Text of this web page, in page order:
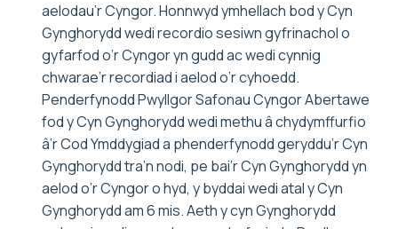
aelodau’r Cyngor. Honnwyd ymhellach bod y Cyn
Gynghorydd wedi recordio sesiwn gyfrinachol o
gyfarfod o’r Cyngor yn gudd ac wedi cynnig
chwarae’r recordiad i aelod o’r cyhoedd.
Penderfynodd Pwyllgor Safonau Cyngor Abertawe
fod y Cyn Gynghorydd wedi methu â chydymffurfio
â’r Cod Ymddygiad a phenderfynodd geryddu’r Cyn
Gynghorydd tra’n nodi, pe bai’r Cyn Gynghorydd yn
aelod o’r Cyngor o hyd, y byddai wedi atal y Cyn
Gynghorydd am 6 mis. Aeth y cyn Gynghorydd